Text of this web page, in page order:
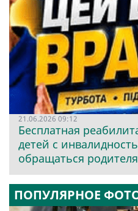
21.06.2026 09:12
Бесплатная
детей с
обращаться
ПОПУЛЯРНОЕ